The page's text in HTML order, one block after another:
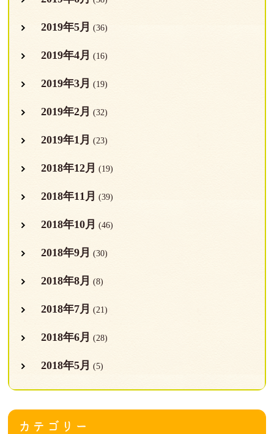
2019年5月 (36)
2019年4月 (16)
2019年3月 (19)
2019年2月 (32)
2019年1月 (23)
2018年12月 (19)
2018年11月 (39)
2018年10月 (46)
2018年9月 (30)
2018年8月 (8)
2018年7月 (21)
2018年6月 (28)
2018年5月 (5)
カテゴリー